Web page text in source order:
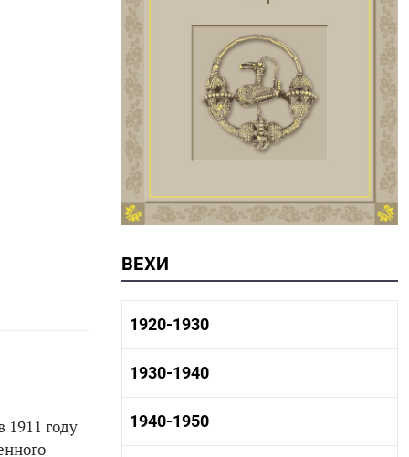
1911 году
ВЕХИ
1920-1930
1920-1930 история
1920-1930 культура
1930-1940
1930-1940 история
1930-1940 культура
1940-1950